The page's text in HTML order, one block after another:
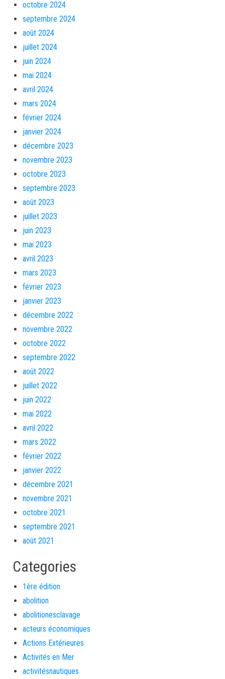
octobre 2024
septembre 2024
août 2024
juillet 2024
juin 2024
mai 2024
avril 2024
mars 2024
février 2024
janvier 2024
décembre 2023
novembre 2023
octobre 2023
septembre 2023
août 2023
juillet 2023
juin 2023
mai 2023
avril 2023
mars 2023
février 2023
janvier 2023
décembre 2022
novembre 2022
octobre 2022
septembre 2022
août 2022
juillet 2022
juin 2022
mai 2022
avril 2022
mars 2022
février 2022
janvier 2022
décembre 2021
novembre 2021
octobre 2021
septembre 2021
août 2021
Categories
1ère édition
abolition
abolitionesclavage
acteurs économiques
Actions Extérieures
Activités en Mer
activitésnautiques